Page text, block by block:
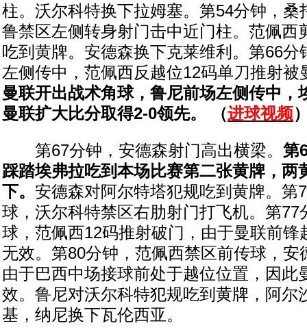
柱。沃尔科特换下拉姆塞。第54分钟，桑
鲁禁区左侧转身射门击中近门柱。范佩西
吃到黄牌。安德森换下克莱维利。第66分
左侧传中，范佩西反越位12码单刀推射被
曼联开出战术角球，鲁尼前场左侧传中，
曼联扩大比分取得2-0领先。 （进球视频
第67分钟，安德森射门高出横梁。 第
踩踏埃弗拉吃到本场比赛第二张黄牌，两
下。 安德森对阿尔特塔犯规吃到黄牌。第
球，沃尔科特禁区右肋射门打飞机。第77
球，范佩西12码推射破门，由于曼联前锋
无效。第80分钟，范佩西禁区前传球，安
由于巴西中场接球前处于越位位置，因此
效。鲁尼对沃尔科特犯规吃到黄牌，阿尔
基，纳尼换下瓦伦西亚。